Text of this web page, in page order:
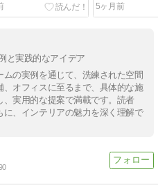
5ヶ月前
と実践的なアイデア
の実例を通じて、洗練された空間
オフィスに至るまで、具体的な施
実用的な提案で満載です。読者
、インテリアの魅力を深く理解で